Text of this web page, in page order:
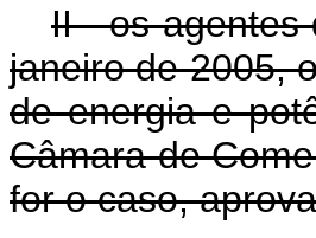
II - os agentes
janeiro de 2005,
de energia e
Câmara de
for o caso,